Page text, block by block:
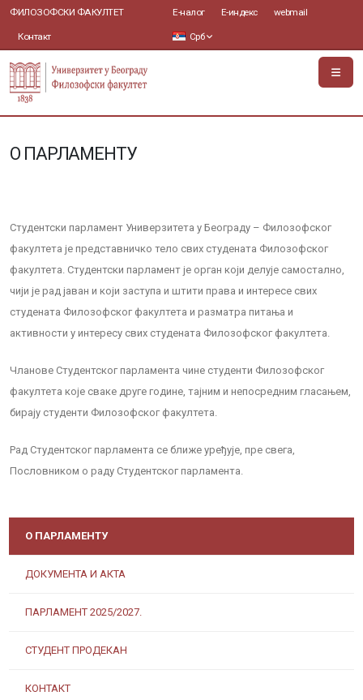
ФИЛОЗОФСКИ ФАКУЛТЕТ
Контакт
Е-налог Е-индекс webmail
Срб
О ПАРЛАМЕНТУ
О ПАРЛАМЕНТУ
ДОКУМЕНТА И АКТА
ПАРЛАМЕНТ 2025/2027.
СТУДЕНТ ПРОДЕКАН
КОНТАКТ
Студентски парламент Универзитета у Београду – Филозофског
факултета је представничко тело свих студената Филозофског
факултета. Студентски парламент је орган који делује самостално,
чији је рад јаван и који заступа и штити права и интересе свих
студената Филозофског факултета и разматра питања и
активности у интересу свих студената Филозофског факултета.
Чланове Студентског парламента чине студенти Филозофског
факултета које сваке друге године, тајним и непосредним гласањем,
бирају студенти Филозофског факултета.
Рад Студентског парламента се ближе уређује, пре свега,
Пословником о раду Студентског парламента.